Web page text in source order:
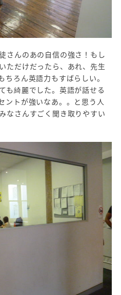
さんのあの自信の強さ！もし
ただけだったら、あれ、先生
ちろん英語力もすばらしい。
も綺麗でした。英語が話せる
ントが強いなあ。。と思う人
なさんすごく聞き取りやすい